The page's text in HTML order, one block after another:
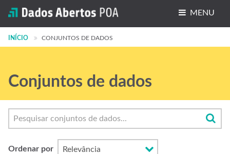
MENU
Conjuntos de dados
Grupos
Sobre
INÍCIO CONJUNTOS DE DADOS
Conjuntos de dados
Ordenar por